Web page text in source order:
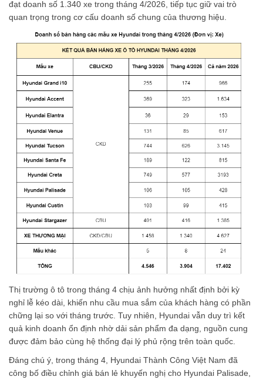
đạt doanh số 1.340 xe trong tháng 4/2026, tiếp tục giữ vai trò
quan trọng trong cơ cấu doanh số chung của thương hiệu.
Thị trường ô tô trong tháng 4 chịu ảnh hưởng nhất định bởi kỳ
nghỉ lễ kéo dài, khiến nhu cầu mua sắm của khách hàng có phần
chững lại so với tháng trước. Tuy nhiên, Hyundai vẫn duy trì kết
quả kinh doanh ổn định nhờ dải sản phẩm đa dạng, nguồn cung
được đảm bảo cùng hệ thống đại lý phủ rộng trên toàn quốc.
Đáng chú ý, trong tháng 4, Hyundai Thành Công Việt Nam đã
công bố điều chỉnh giá bán lẻ khuyến nghị cho Hyundai Palisade,